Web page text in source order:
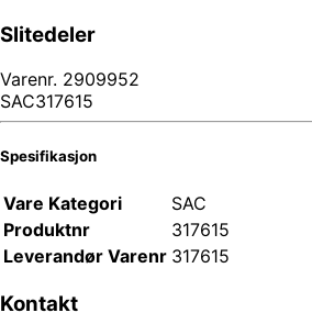
Slitedeler
Varenr. 2909952
SAC317615
Spesifikasjon
Vare Kategori
SAC
Produktnr
317615
Leverandør Varenr 317615
Kontakt